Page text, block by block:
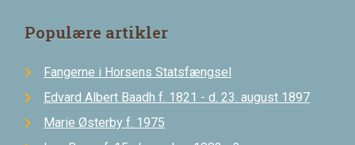
Populære artikler
Fangerne i Horsens Statsfængsel
Edvard Albert Baadh f. 1821 - d. 23. august 1897
Marie Østerby f. 1975